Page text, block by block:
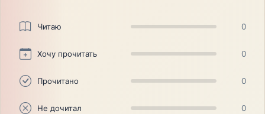
Читаю 0
Хочу прочитать 0
Прочитано 0
Не дочитал 0